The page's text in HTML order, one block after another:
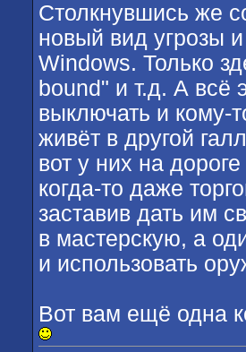
Столкнувшись же
новый вид угрозы
Windows. Только
bound" и т.д. А всё
выключать и кому-
живёт в другой
вот у них на
когда-то даже
заставив дать им
в мастерскую, а
и использовать
Вот вам ещё одна